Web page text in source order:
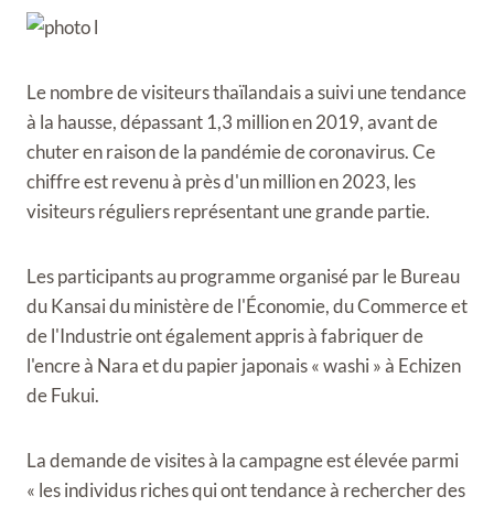
Le nombre de visiteurs thaïlandais a suivi une tendance
à la hausse, dépassant 1,3 million en 2019, avant de
chuter en raison de la pandémie de coronavirus. Ce
chiffre est revenu à près d'un million en 2023, les
visiteurs réguliers représentant une grande partie.
Les participants au programme organisé par le Bureau
du Kansai du ministère de l'Économie, du Commerce et
de l'Industrie ont également appris à fabriquer de
l'encre à Nara et du papier japonais « washi » à Echizen
de Fukui.
La demande de visites à la campagne est élevée parmi
« les individus riches qui ont tendance à rechercher des